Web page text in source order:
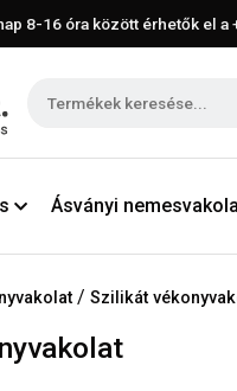
8-16 óra között érhetők el a
Ásványi
/ Szilikát